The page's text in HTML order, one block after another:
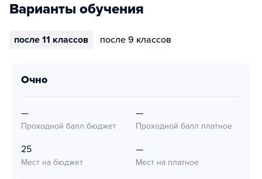
Варианты обучения
после 11 классов после 9 классов
очно
—
Проходной балл бюджет
—
Проходной балл платное
25
Мест на бюджет
—
Мест на платное